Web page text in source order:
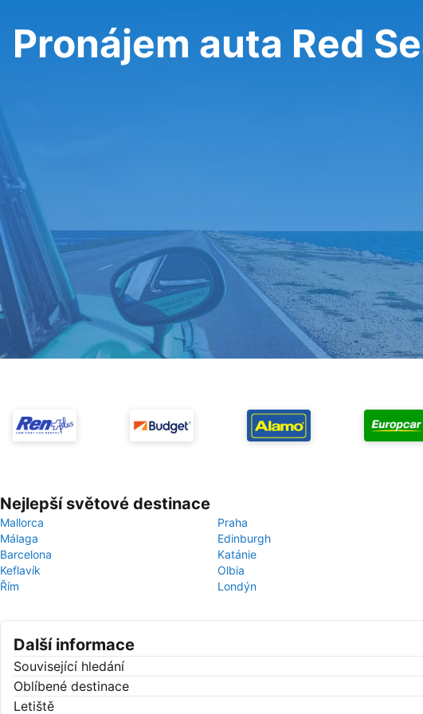
Pronájem auta Red
Nejlepší světové destinace
Mallorca
Praha
Málaga
Edinburgh
Barcelona
Katánie
Keflavík
Olbia
Řím
Londýn
Další informace
Související hledání
Oblíbené destinace
Letiště